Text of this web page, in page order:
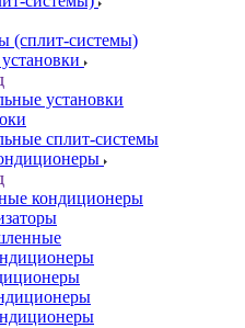
(сплит-системы)
установки
сплит-системы
кондиционеры